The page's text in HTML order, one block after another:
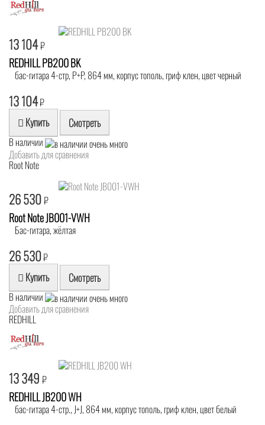
13 104₽
REDHILL PB200 BK
бас-гитара 4-стр, P+P, 864 мм, корпус тополь, гриф клен, цвет черный
13 104₽
Купить Смотреть
В наличии
Добавить для сравнения
Root Note
26 530₽
Root Note JB001-VWH
Бас-гитара, жёлтая
26 530₽
Купить Смотреть
В наличии
Добавить для сравнения
REDHILL
13 349 ₽
REDHILL JB200 WH
бас-гитара 4-стр., J+J, 864 мм, корпус тополь, гриф клен, цвет белый